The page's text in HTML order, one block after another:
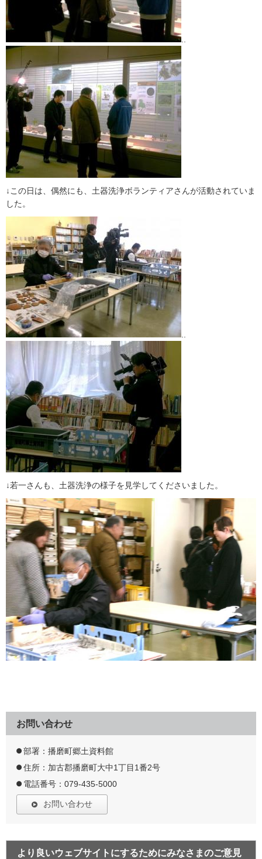
↓この日は、偶然にも、土器洗浄ボランティアさんが活動されていま
した。
↓若一さんも、土器洗浄の様子を見学してくださいました。
お問い合わせ
部署：播磨町郷土資料館
住所：加古郡播磨町大中1丁目1番2号
電話番号：079-435-5000
お問い合わせ
より良いウェブサイトにするためにみなさまのご意見